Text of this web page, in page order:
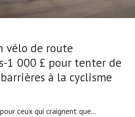
vélo de route
1 000 £ pour tenter de
à la cyclisme
ceux qui craignent que...